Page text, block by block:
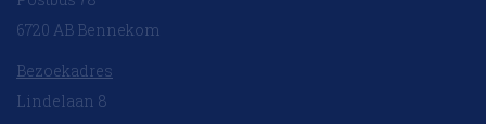
6720 AB Bennekom
Bezoekadres
Lindelaan 8